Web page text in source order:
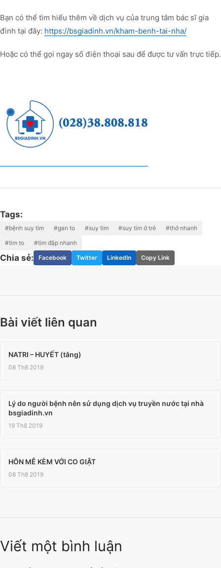
Bạn có thể tìm hiểu thêm về dịch vụ của trung tâm bác sĩ gia
đình tại đây: https://bsgiadinh.vn/kham-benh-tai-nha/
Hoặc có thể gọi ngay số điện thoại sau để được tư vấn trực tiếp.
Tags:
#bệnh suy tim #gan to #suy tim #suy tim ở trẻ
#thở nhanh
#tim to
#tim đập nhanh
Chia sẻ: Facebook Twitter LinkedIn Copy Link
Bài viết liên quan
NATRI – HUYẾT (tăng)
08 Th8 2019
Lý do người bệnh nên sử dụng dịch vụ truyền nước tại nhà
bsgiadinh.vn
19 Th8 2019
HÔN MÊ KÈM VỚI CO GIẬT
08 Th8 2019
Viết một bình luận